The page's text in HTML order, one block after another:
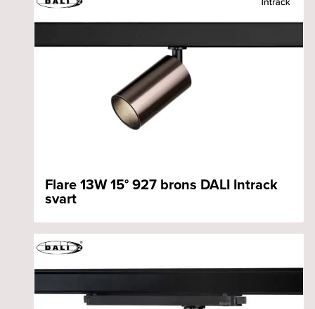
Flare 13W 15° 927 brons DALI Intrack
svart